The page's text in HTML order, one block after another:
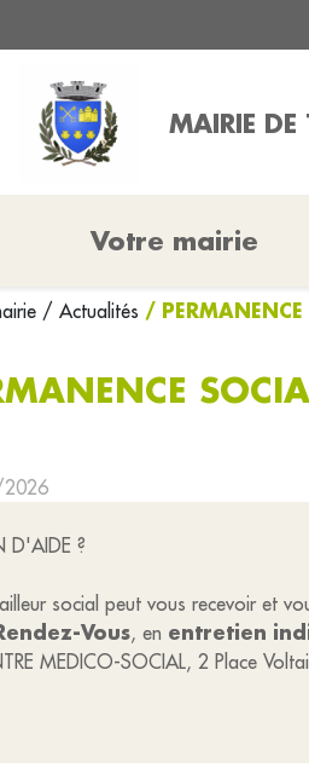
MAIRIE DE
Votre mairie
/ Actualités / PERMANENCE
D'AIDE ?
social peut vous recevoir et
Vous, en entretien
MEDICO-SOCIAL, 2 Place